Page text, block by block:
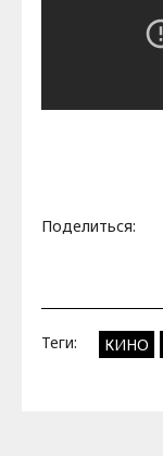
Поделиться:
Теги: КИНО